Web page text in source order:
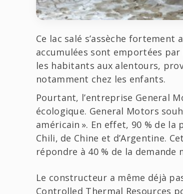
Ce lac salé s’assèche
accumulées sont emportées
les habitants aux alentours,
notamment chez les enfants.
Pourtant, l’entreprise General
écologique. General Motors
américain ». En effet, 90 % de
Chili, de Chine et d’Argentine.
répondre à 40 % de la demande
Le constructeur a même déjà
Controlled Thermal Resources